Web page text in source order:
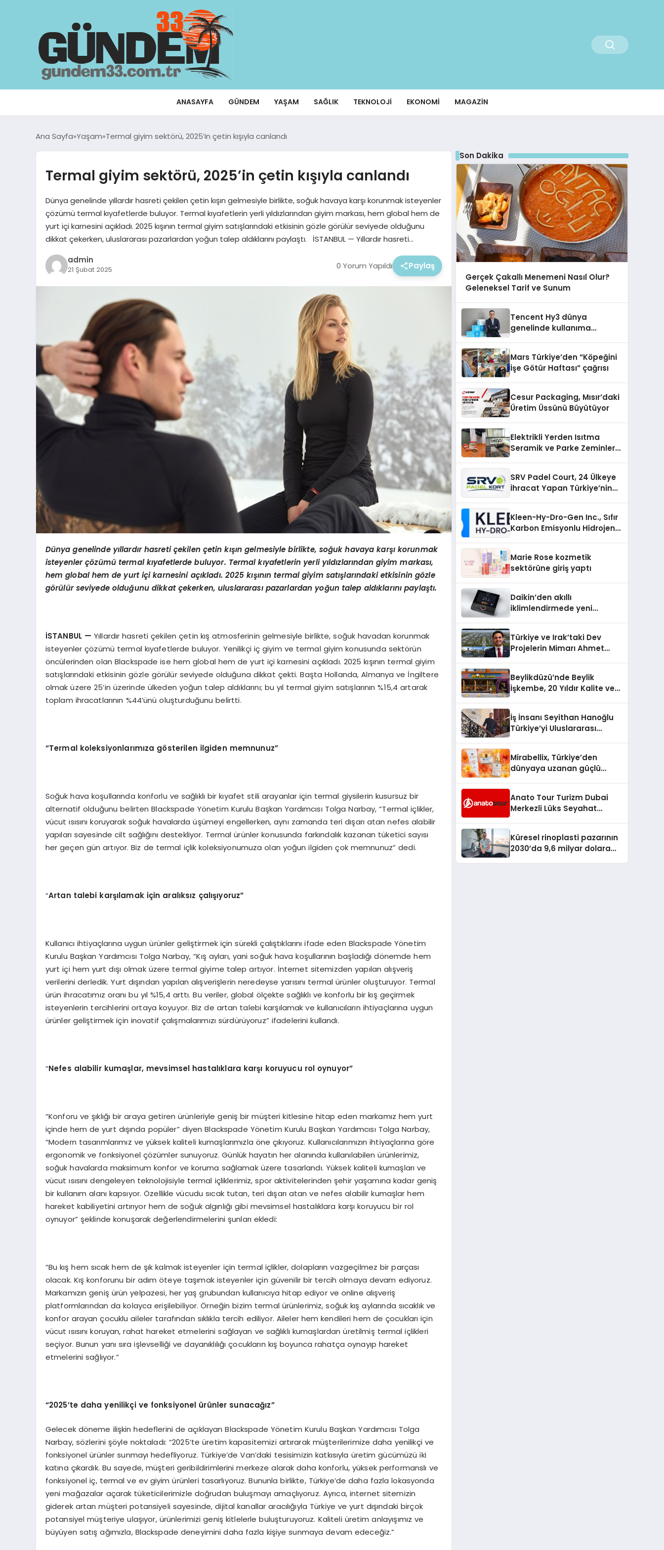
ANASAYFA GÜNDEM YAŞAM SAĞLIK TEKNOLOJI EKONOMI MAGAZIN
Ana Sayfa Yaşam Termal giyim sektörü, 2025’in çetin kışıyla canlandı
Termal giyim sektörü, 2025’in çetin kışıyla canlandı
Dünya genelinde yıllardır hasreti çekilen çetin kışın gelmesiyle birlikte, soğuk havaya karşı korunmak isteyenler
çözümü termal kıyafetlerde buluyor. Termal kıyafetlerin yerli yıldızlarından giyim markası, hem global hem de
yurt içi karnesini açıkladı. 2025 kışının termal giyim satışlarındaki etkisinin gözle görülür seviyede olduğunu
dikkat çekerken, uluslararası pazarlardan yoğun talep aldıklarını paylaştı. İSTANBUL — Yıllardır hasreti…
admin
21 Şubat 2025 0 Yorum Yapıldı Paylaş
Dünya genelinde yıllardır hasreti çekilen çetin kışın gelmesiyle birlikte, soğuk havaya karşı korunmak
isteyenler çözümü termal kıyafetlerde buluyor. Termal kıyafetlerin yerli yıldızlarından giyim markası,
hem global hem de yurt içi karnesini açıkladı. 2025 kışının termal giyim satışlarındaki etkisinin gözle
görülür seviyede olduğunu dikkat çekerken, uluslararası pazarlardan yoğun talep aldıklarını paylaştı.
İSTANBUL — Yıllardır hasreti çekilen çetin kış atmosferinin gelmesiyle birlikte, soğuk havadan korunmak
isteyenler çözümü termal kıyafetlerde buluyor. Yenilikçi iç giyim ve termal giyim konusunda sektörün
öncülerinden olan Blackspade ise hem global hem de yurt içi karnesini açıkladı. 2025 kışının termal giyim
satışlarındaki etkisinin gözle görülür seviyede olduğuna dikkat çekti. Başta Hollanda, Almanya ve İngiltere
olmak üzere 25’in üzerinde ülkeden yoğun talep aldıklarını; bu yıl termal giyim satışlarının %15,4 artarak
toplam ihracatlarının %44’ünü oluşturduğunu belirtti.
“Termal koleksiyonlarımıza gösterilen ilgiden memnunuz”
Soğuk hava koşullarında konforlu ve sağlıklı bir kıyafet stili arayanlar için termal giysilerin kusursuz bir
alternatif olduğunu belirten Blackspade Yönetim Kurulu Başkan Yardımcısı Tolga Narbay, “Termal içlikler,
vücut ısısını koruyarak soğuk havalarda üşümeyi engellerken, aynı zamanda teri dışarı atan nefes alabilir
yapıları sayesinde cilt sağlığını destekliyor. Termal ürünler konusunda farkındalık kazanan tüketici sayısı
her geçen gün artıyor. Biz de termal içlik koleksiyonumuza olan yoğun ilgiden çok memnunuz” dedi.
“Artan talebi karşılamak için aralıksız çalışıyoruz”
Kullanıcı ihtiyaçlarına uygun ürünler geliştirmek için sürekli çalıştıklarını ifade eden Blackspade Yönetim
Kurulu Başkan Yardımcısı Tolga Narbay, “Kış ayları, yani soğuk hava koşullarının başladığı dönemde hem
yurt içi hem yurt dışı olmak üzere termal giyime talep artıyor. İnternet sitemizden yapılan alışveriş
verilerini derledik. Yurt dışından yapılan alışverişlerin neredeyse yarısını termal ürünler oluşturuyor. Termal
ürün ihracatımız oranı bu yıl %15,4 arttı. Bu veriler, global ölçekte sağlıklı ve konforlu bir kış geçirmek
isteyenlerin tercihlerini ortaya koyuyor. Biz de artan talebi karşılamak ve kullanıcıların ihtiyaçlarına uygun
ürünler geliştirmek için inovatif çalışmalarımızı sürdürüyoruz” ifadelerini kullandı.
“Nefes alabilir kumaşlar, mevsimsel hastalıklara karşı koruyucu rol oynuyor”
“Konforu ve şıklığı bir araya getiren ürünleriyle geniş bir müşteri kitlesine hitap eden markamız hem yurt
içinde hem de yurt dışında popüler” diyen Blackspade Yönetim Kurulu Başkan Yardımcısı Tolga Narbay,
“Modern tasarımlarımız ve yüksek kaliteli kumaşlarımızla öne çıkıyoruz. Kullanıcılarımızın ihtiyaçlarına göre
ergonomik ve fonksiyonel çözümler sunuyoruz. Günlük hayatın her alanında kullanılabilen ürünlerimiz,
soğuk havalarda maksimum konfor ve koruma sağlamak üzere tasarlandı. Yüksek kaliteli kumaşları ve
vücut ısısını dengeleyen teknolojisiyle termal içliklerimiz, spor aktivitelerinden şehir yaşamına kadar geniş
bir kullanım alanı kapsıyor. Özellikle vücudu sıcak tutan, teri dışarı atan ve nefes alabilir kumaşlar hem
hareket kabiliyetini artırıyor hem de soğuk algınlığı gibi mevsimsel hastalıklara karşı koruyucu bir rol
oynuyor” şeklinde konuşarak değerlendirmelerini şunları ekledi:
“Bu kış hem sıcak hem de şık kalmak isteyenler için termal içlikler, dolapların vazgeçilmez bir parçası
olacak. Kış konforunu bir adım öteye taşımak isteyenler için güvenilir bir tercih olmaya devam ediyoruz.
Markamızın geniş ürün yelpazesi, her yaş grubundan kullanıcıya hitap ediyor ve online alışveriş
platformlarından da kolayca erişilebiliyor. Örneğin bizim termal ürünlerimiz, soğuk kış aylarında sıcaklık ve
konfor arayan çocuklu aileler tarafından sıklıkla tercih ediliyor. Aileler hem kendileri hem de çocukları için
vücut ısısını koruyan, rahat hareket etmelerini sağlayan ve sağlıklı kumaşlardan üretilmiş termal içlikleri
seçiyor. Bunun yanı sıra işlevselliği ve dayanıklılığı çocukların kış boyunca rahatça oynayıp hareket
etmelerini sağlıyor.”
“2025’te daha yenilikçi ve fonksiyonel ürünler sunacağız”
Gelecek döneme ilişkin hedeflerini de açıklayan Blackspade Yönetim Kurulu Başkan Yardımcısı Tolga
Narbay, sözlerini şöyle noktaladı: “2025’te üretim kapasitemizi artırarak müşterilerimize daha yenilikçi ve
fonksiyonel ürünler sunmayı hedefliyoruz. Türkiye’de Van’daki tesisimizin katkısıyla üretim gücümüzü iki
katına çıkardık. Bu sayede, müşteri geribildirimlerini merkeze alarak daha konforlu, yüksek performanslı ve
fonksiyonel iç, termal ve ev giyim ürünleri tasarlıyoruz. Bununla birlikte, Türkiye’de daha fazla lokasyonda
yeni mağazalar açarak tüketicilerimizle doğrudan buluşmayı amaçlıyoruz. Ayrıca, internet sitemizin
giderek artan müşteri potansiyeli sayesinde, dijital kanallar aracılığıyla Türkiye ve yurt dışındaki birçok
potansiyel müşteriye ulaşıyor, ürünlerimizi geniş kitlelerle buluşturuyoruz. Kaliteli üretim anlayışımız ve
büyüyen satış ağımızla, Blackspade deneyimini daha fazla kişiye sunmaya devam edeceğiz.”
Son Dakika
Gerçek Çakallı Menemeni Nasıl Olur?
Geleneksel Tarif ve Sunum
Tencent Hy3 dünya
genelinde kullanıma
Mars Türkiye’den “Köpeğini
İşe Götür Haftası” çağrısı
Cesur Packaging, Mısır’daki
Üretim Üssünü Büyütüyor
Elektrikli Yerden Isıtma
Seramik ve Parke Zeminler
SRV Padel Court, 24 Ülkeye
İhracat Yapan Türkiye’nin
Kleen-Hy-Dro-Gen Inc., Sıfır
Karbon Emisyonlu Hidrojen
Aldı
Marie Rose kozmetik
sektörüne giriş yaptı
Daikin’den akıllı
iklimlendirmede yeni
Türkiye ve Irak’taki Dev
Projelerin Mimarı Ahmet
Holding Industrial City”
Projesini Hayata Geçirecek
Beylikdüzü’nde Beylik
İşkembe, 20 Yıldır Kalite ve
İş İnsanı Seyithan Hanoğlu
Türkiye’yi Uluslararası
Mirabellix, Türkiye’den
dünyaya uzanan güçlü
Anato Tour Turizm Dubai
Merkezli Lüks Seyahat
Küresel rinoplasti pazarının
2030’da 9,6 milyar dolara